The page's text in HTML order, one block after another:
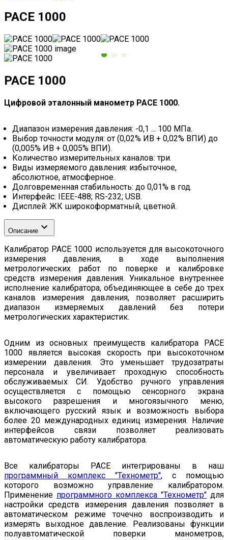
PACE 1000
PACE 1000
Цифровой эталонный манометр PACE 1000.
Диапазон измерения давления: -0,1 ... 100 МПа.
Выбор точности модуля: от (0,02% ИВ + 0,02% ВПИ) до
(0,005% ИВ + 0,005% ВПИ).
Количество измерительных каналов: три.
Виды измеряемого давления: избыточное,
абсолютное, атмосферное.
Долговременная стабильность: до 0,01% в год.
Интерфейс: IEEE-488; RS-232; USB.
Дисплей: ЖК широкоформатный, цветной.
Описание
Калибратор PACE 1000 используется для высокоточного
измерения давления, в ходе выполнения
метрологических работ по поверке и калибровке
средств измерения давления. Уникальное внутреннее
исполнение калибратора, объединяющее в себе до трех
каналов измерения давления, позволяет расширить
диапазон измеряемых давлений без потери
метрологических характеристик.
Одним из основных преимуществ калибратора PACE
1000 является высокая скорость при высокоточном
измерении давления. Это уменьшает трудозатраты
персонала и увеличивает проходную способность
обслуживаемых СИ. Удобство ручного управления
осуществляется с помощью сенсорного экрана
высокого разрешения и многоязычного меню,
включающего русский язык и возможность выбора
более 20 международных единиц измерения. Наличие
интерфейсов связи позволяет реализовать
автоматическую работу калибратора.
Все калибраторы PACE интегрированы в наш
программный комплекс "Технометр", с помощью
которого возможно управление калибратором.
Применение программного комплекса "Технометр" для
настройки средств измерения давления позволяет в
автоматическом режиме точечно воспроизводить и
измерять выходное давление. Реализованы функции
полуавтоматической поверки манометров,